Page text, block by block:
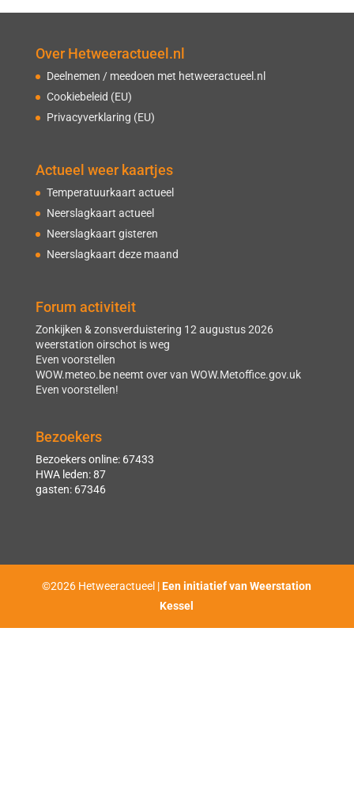
Over Hetweeractueel.nl
Deelnemen / meedoen met hetweeractueel.nl
Cookiebeleid (EU)
Privacyverklaring (EU)
Actueel weer kaartjes
Temperatuurkaart actueel
Neerslagkaart actueel
Neerslagkaart gisteren
Neerslagkaart deze maand
Forum activiteit
Zonkijken & zonsverduistering 12 augustus 2026
weerstation oirschot is weg
Even voorstellen
WOW.meteo.be neemt over van WOW.Metoffice.gov.uk
Even voorstellen!
Bezoekers
Bezoekers online: 67433
HWA leden: 87
gasten: 67346
©2026 Hetweeractueel |Een initiatief van Weerstation
Kessel